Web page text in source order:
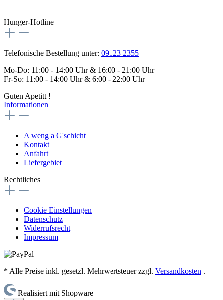
Hunger-Hotline
Telefonische Bestellung unter: 09123 2355
Mo-Do: 11:00 - 14:00 Uhr & 16:00 - 21:00 Uhr
Fr-So: 11:00 - 14:00 Uhr & 6:00 - 22:00 Uhr
Guten Apetitt !
Informationen
A weng a G'schicht
Kontakt
Anfahrt
Liefergebiet
Rechtliches
Cookie Einstellungen
Datenschutz
Widerrufsrecht
Impressum
* Alle Preise inkl. gesetzl. Mehrwertsteuer zzgl. Versandkosten .
Realisiert mit Shopware